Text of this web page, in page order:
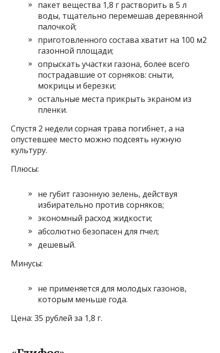
пакет вещества 1,8 г растворить в 5 л
воды, тщательно перемешав деревянной
палочкой;
приготовленного состава хватит на 100 м2
газонной площади;
опрыскать участки газона, более всего
пострадавшие от сорняков: сныти,
мокрицы и березки;
остальные места прикрыть экраном из
пленки.
Спустя 2 недели сорная трава погибнет, а на
опустевшее место можно подсеять нужную
культуру.
Плюсы:
не губит газонную зелень, действуя
избирательно против сорняков;
экономный расход жидкости;
абсолютно безопасен для пчел;
дешевый.
Минусы:
не применяется для молодых газонов,
которым меньше года.
Цена: 35 рублей за 1,8 г.